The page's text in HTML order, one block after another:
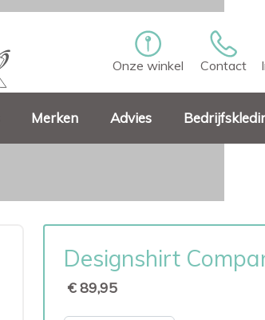
Onze winkel Contact
Merken Advies
Designshirt
€ 89,95